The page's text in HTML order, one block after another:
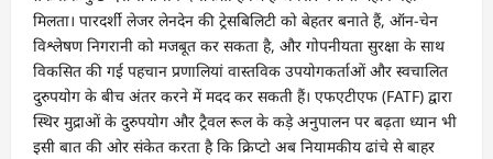
मिलता। पारदर्शी लेजर लेनदेन की ट्रेसबिलिटी को बेहतर बनाते हैं, ऑन-चेन
विश्लेषण निगरानी को मजबूत कर सकता है, और गोपनीयता सुरक्षा के साथ
विकसित की गई पहचान प्रणालियां वास्तविक उपयोगकर्ताओं और स्वचालित
दुरुपयोग के बीच अंतर करने में मदद कर सकती हैं। एफएटीएफ (FATF) द्वारा
स्थिर मुद्राओं के दुरुपयोग और ट्रैवल रूल के कड़े अनुपालन पर बढ़ता ध्यान भी
इसी बात की ओर संकेत करता है कि क्रिप्टो अब नियामकीय ढांचे से बाहर